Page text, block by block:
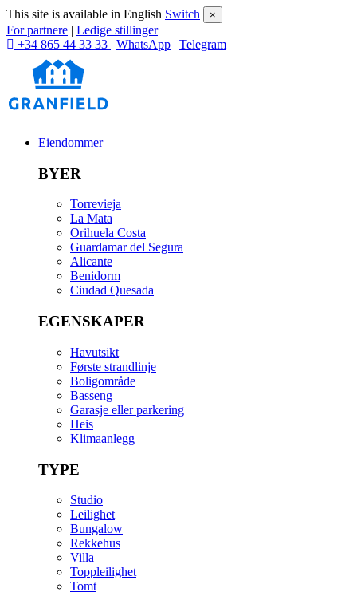
This site is available in English Switch ×
For partnere | Ledige stillinger
+34 865 44 33 33 | WhatsApp | Telegram
Eiendommer
BYER
Torrevieja
La Mata
Orihuela Costa
Guardamar del Segura
Alicante
Benidorm
Ciudad Quesada
EGENSKAPER
Havutsikt
Første strandlinje
Boligområde
Basseng
Garasje eller parkering
Heis
Klimaanlegg
TYPE
Studio
Leilighet
Bungalow
Rekkehus
Villa
Toppleilighet
Tomt